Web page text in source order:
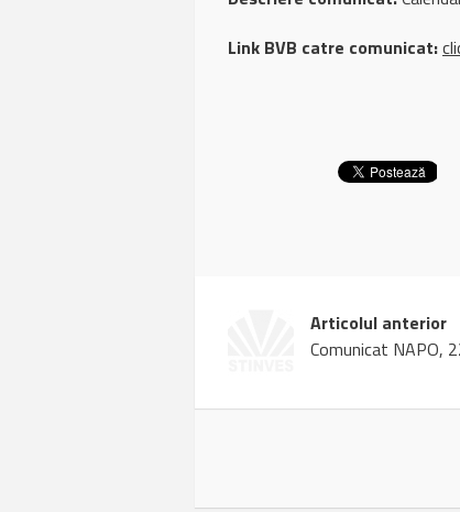
Link BVB catre comunicat:
Articolul anterior
Comunicat NAPO,